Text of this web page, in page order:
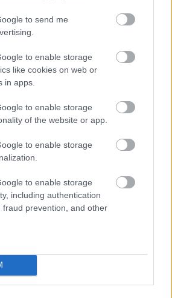
to send me
to enable storage
like cookies on web or
in apps.
to enable storage
of the website or app.
to enable storage
to enable storage
including authentication
fraud prevention, and other
τι συμβαίνει στο σώμα και στο
Υπολογιστής
της ημέρες της κύησής
& των γόνιμων ημερών.